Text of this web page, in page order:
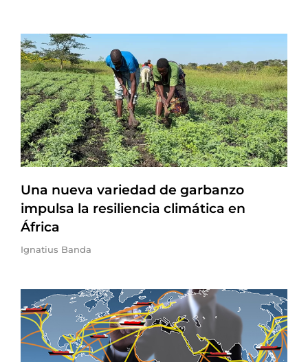
Una nueva variedad de garbanzo
impulsa la resiliencia climática en
África
Ignatius Banda